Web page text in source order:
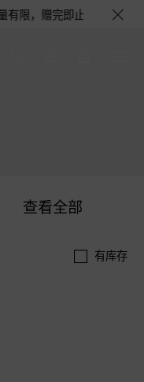
赠完即止。即刻选购
查看全部
有库存